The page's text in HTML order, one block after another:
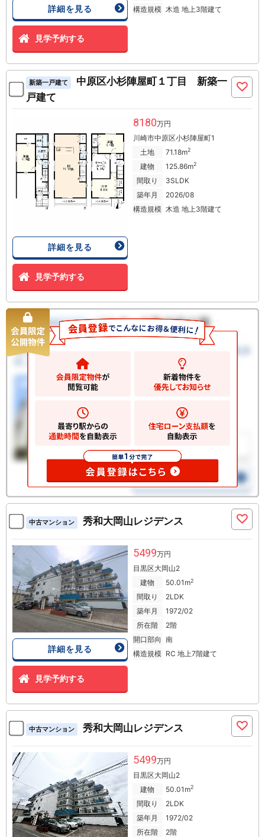
詳細を見る
見学予約する
構造規模 木造 地上3階建て
新築一戸建て
中原区小杉陣屋町１丁目 新築一
戸建て
詳細を見る
見学予約する
8180万円
川崎市中原区小杉陣屋町1
土地
71.18m2
建物 125.86m2
間取り
3SLDK
築年月
2026/08
構造規模 木造 地上3階建て
中古マンション 秀和大岡山レジデンス
詳細を見る
見学予約する
5499万円
目黒区大岡山2
建物
50.01m2
間取り
2LDK
築年月
1972/02
所在階
2階
開口部向 南
構造規模 RC 地上7階建て
中古マンション 秀和大岡山レジデンス
5499万円
目黒区大岡山2
建物
50.01m2
間取り
2LDK
築年月
1972/02
所在階
2階